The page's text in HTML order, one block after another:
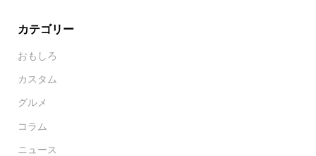
カテゴリー
おもしろ
カスタム
グルメ
コラム
ニュース